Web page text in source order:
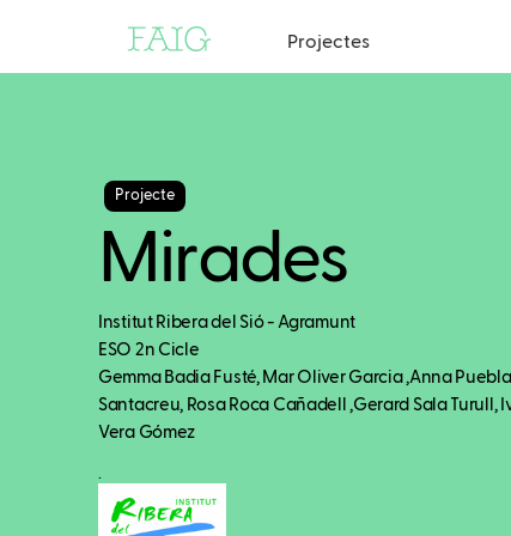
Projectes
Projecte
Mirades
Institut Ribera del Sió - Agramunt
ESO 2n Cicle
Gemma Badia Fusté, Mar Oliver Garcia ,Anna Puebla
Santacreu, Rosa Roca Cañadell ,Gerard Sala Turull,
Vera Gómez